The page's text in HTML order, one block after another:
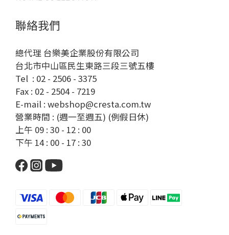
聯絡我們
總代理 台樂美企業股份有限公司
台北市中山區民生東路三段三號五樓
Tel : 02 - 2506 - 3375
Fax : 02 - 2504 - 7219
E-mail : webshop@cresta.com.tw
營業時間 : (週一至週五) (例假日休)
上午 09 : 30 - 12 : 00
下午 14 : 00 - 17 : 30